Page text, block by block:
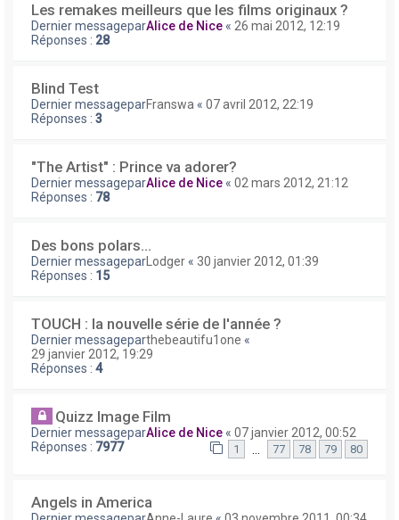
Les remakes meilleurs que les films originaux ?
Dernier messageparAlice de Nice « 26 mai 2012, 12:19
Réponses : 28
Blind Test
Dernier messageparFranswa « 07 avril 2012, 22:19
Réponses : 3
"The Artist" : Prince va adorer?
Dernier messageparAlice de Nice « 02 mars 2012, 21:12
Réponses : 78
Des bons polars...
Dernier messagepar Lodger « 30 janvier 2012, 01:39
Réponses : 15
TOUCH : la nouvelle série de l'année ?
Dernier messageparthebeautifu1one «
29 janvier 2012, 19:29
Réponses : 4
Quizz Image Film
Dernier messageparAlice de Nice « 07 janvier 2012, 00:52
Réponses : 7977 1 77 78 79 80
Angels in America